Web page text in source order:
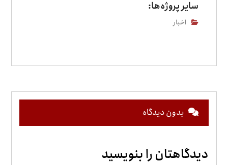
سایر پروژه‌ها:
اخبار
بدون دیدگاه
دیدگاهتان را بنویسید